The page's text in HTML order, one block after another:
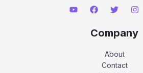
Company
About
Contact